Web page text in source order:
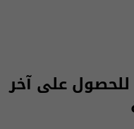
للحصول على آخر